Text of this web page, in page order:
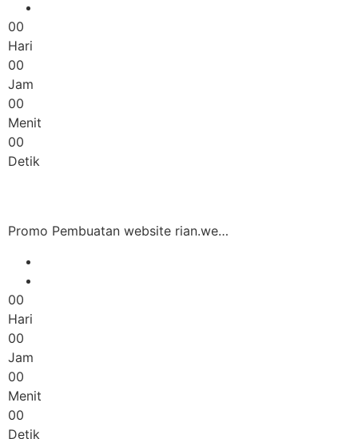
00
Hari
00
Jam
00
Menit
00
Detik
Promo Pembuatan website rian.we…
00
Hari
00
Jam
00
Menit
00
Detik